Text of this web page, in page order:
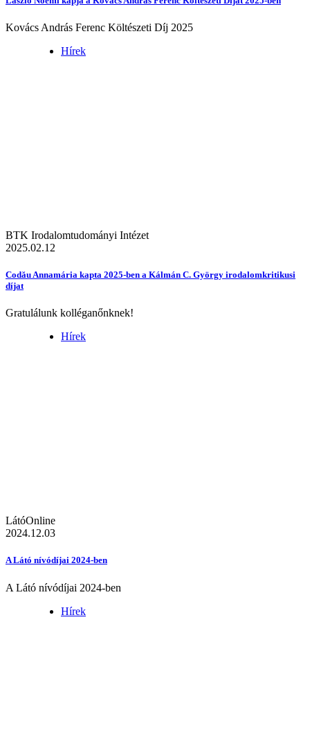
Kovács András Ferenc Költészeti Díj 2025
Hírek
BTK Irodalomtudományi Intézet
2025.02.12
Codău Annamária kapta 2025-ben a Kálmán C. György irodalomkritikusi
díjat
Gratulálunk kolléganőnknek!
Hírek
LátóOnline
2024.12.03
A Látó nívódíjai 2024-ben
A Látó nívódíjai 2024-ben
Hírek